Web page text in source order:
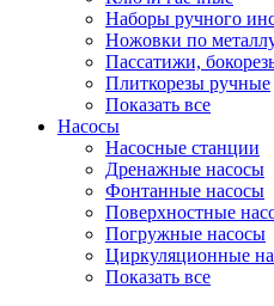
Наборы ручного
Ножовки по
Пассатижи,
Плиткорезы ручные
Показать все
Насосы
Насосные станции
Дренажные насосы
Фонтанные насосы
Поверхностные
Погружные насосы
Циркуляционные
Показать все